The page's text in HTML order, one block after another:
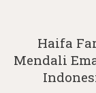
Haifa
Mendali